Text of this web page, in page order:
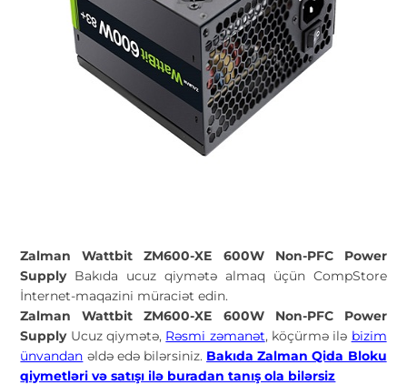
Zalman Wattbit ZM600-XE 600W Non-PFC Power
Supply Bakıda ucuz qiymətə almaq üçün CompStore
İnternet-maqazini müraciət edin.
Zalman Wattbit ZM600-XE 600W Non-PFC Power
Supply Ucuz qiymətə, Rəsmi zəmanət, köçürmə ilə bizim
ünvandan əldə edə bilərsiniz. Bakıda Zalman Qida Bloku
qiymetləri və satışı ilə buradan tanış ola bilərsiz